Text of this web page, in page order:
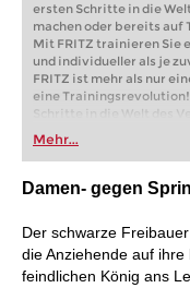
ersten Schritte in die
machen oder bereits auf
Mit FRITZ trainieren
und individueller als je
FRITZ ist mehr als nur
eine Trainingsrevolution!
Schritte in die Welt des
oder bereits auf
FRITZ trainieren Sie
individueller als je zuvor.
Mehr...
Damen- gegen
Der schwarze
die Anziehende auf
feindlichen König ans